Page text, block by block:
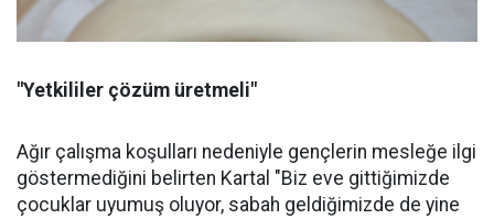
"Yetkililer çözüm üretmeli"
Ağır çalışma koşulları nedeniyle gençlerin mesleğe ilgi
göstermediğini belirten Kartal "Biz eve gittiğimizde
çocuklar uyumuş oluyor, sabah geldiğimizde de yine